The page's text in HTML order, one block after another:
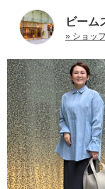
ビーム
» ショッ